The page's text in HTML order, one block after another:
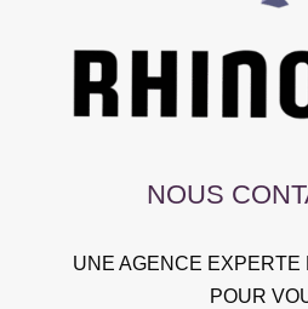
NOUS
UNE AGENCE EXPERTE
POUR